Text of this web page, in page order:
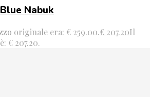
Nabuk
originale era: € 259.00.€ 207.20Il
€ 207.20.